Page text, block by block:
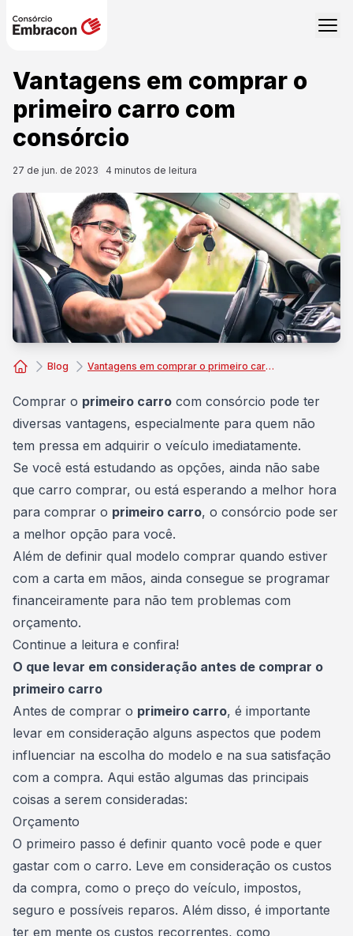
Vantagens em comprar o
primeiro carro com
consórcio
27 de jun. de 2023 4 minutos de leitura
Blog Vantagens em comprar o primeiro carro com consórcio
Comprar o primeiro carro com consórcio pode ter
diversas vantagens, especialmente para quem não
tem pressa em adquirir o veículo imediatamente.
Se você está estudando as opções, ainda não sabe
que carro comprar, ou está esperando a melhor hora
para comprar o primeiro carro, o consórcio pode ser
a melhor opção para você.
Além de definir qual modelo comprar quando estiver
com a carta em mãos, ainda consegue se programar
financeiramente para não tem problemas com
orçamento.
Continue a leitura e confira!
O que levar em consideração antes de comprar o
primeiro carro
Antes de comprar o primeiro carro, é importante
levar em consideração alguns aspectos que podem
influenciar na escolha do modelo e na sua satisfação
com a compra. Aqui estão algumas das principais
coisas a serem consideradas:
Orçamento
O primeiro passo é definir quanto você pode e quer
gastar com o carro. Leve em consideração os custos
da compra, como o preço do veículo, impostos,
seguro e possíveis reparos. Além disso, é importante
ter em mente os custos recorrentes, como